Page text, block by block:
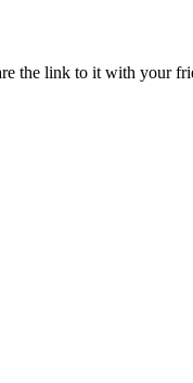
the link to it with your